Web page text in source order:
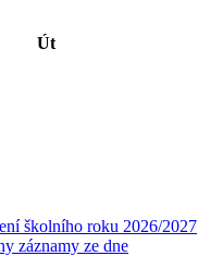
Út
školního roku 2026/2027
záznamy ze dne